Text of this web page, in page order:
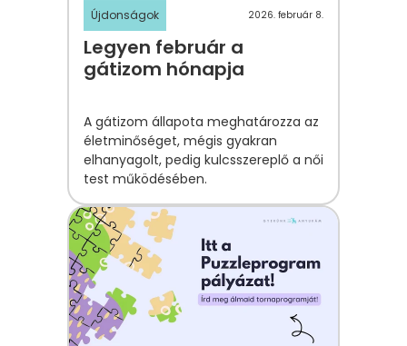
Újdonságok 2026. február 8.
Legyen február a
gátizom hónapja
A gátizom állapota meghatározza az
életminőséget, mégis gyakran
elhanyagolt, pedig kulcsszereplő a női
test működésében.